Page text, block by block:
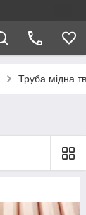
Труба мідна